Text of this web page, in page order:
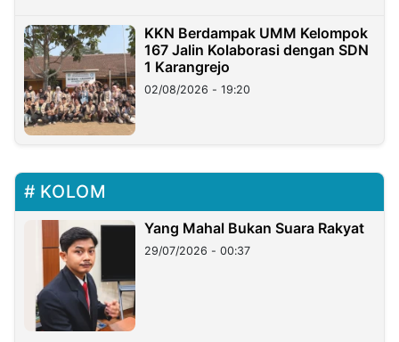
KKN Berdampak UMM Kelompok
167 Jalin Kolaborasi dengan SDN
1 Karangrejo
02/08/2026 - 19:20
KOLOM
Yang Mahal Bukan Suara Rakyat
29/07/2026 - 00:37